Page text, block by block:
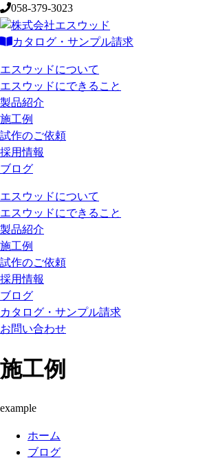
058-379-3023
カタログ・サンプル請求
エスウッドについて
エスウッドにできること
製品紹介
施工例
試作のご依頼
採用情報
ブログ
エスウッドについて
エスウッドにできること
製品紹介
施工例
試作のご依頼
採用情報
ブログ
カタログ・サンプル請求
お問い合わせ
施工例
example
ホーム
ブログ